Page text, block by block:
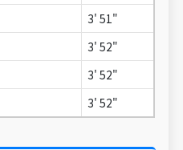
3' 51"
3' 52"
3' 52"
3' 52"